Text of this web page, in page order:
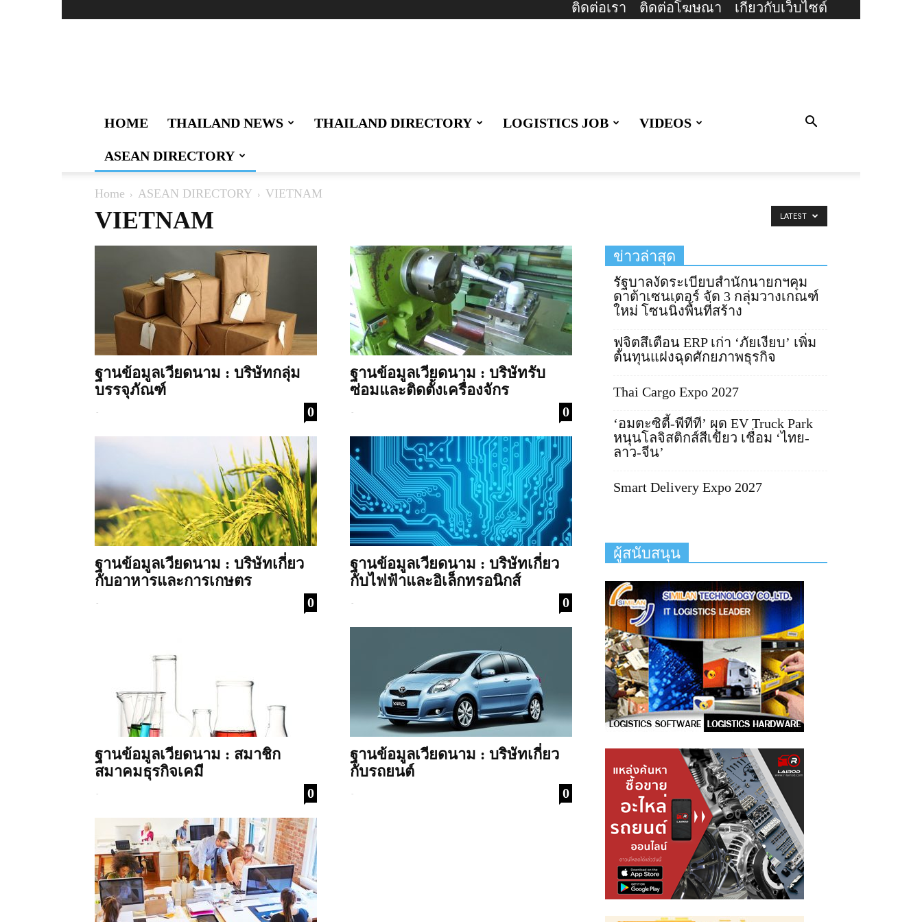
ติดต่อเรา ติดต่อโฆษณา เกี่ยวกับเว็บไซต์
ข่าวสาร
เทคโนโลยี
สื่อสาร
การ
คมนาคม
งาน
และ
สังคม
ด้าน
สติ
กส์
ของ
ประเทศไทย
HOME THAILAND NEWS THAILAND DIRECTORY LOGISTICS JOB VIDEOS
ASEAN DIRECTORY
Home ASEAN DIRECTORY VIETNAM
VIETNAM LATEST
ฐานข้อมูลเวียดนาม : บริษัทกลุ่ม
บรรจุภัณฑ์
- 0
ฐานข้อมูลเวียดนาม : บริษัทรับ
ซ่อมและติดตั้งเครื่องจักร
- 0
ฐานข้อมูลเวียดนาม : บริษัทเกี่ยว
กับอาหารและการเกษตร
- 0
ฐานข้อมูลเวียดนาม : บริษัทเกี่ยว
กับไฟฟ้าและอิเล็กทรอนิกส์
- 0
ฐานข้อมูลเวียดนาม : สมาชิก
สมาคมธุรกิจเคมี
- 0
ฐานข้อมูลเวียดนาม : บริษัทเกี่ยว
กับรถยนต์
- 0
ข่าวล่าสุด
รัฐบาลงัดระเบียบสำนักนายกฯคุม
ดาต้าเซนเตอร์ จัด 3 กลุ่มวางเกณฑ์
ใหม่ โซนนิ่งพื้นที่สร้าง
ฟูจิตสึเตือน ERP เก่า ‘ภัยเงียบ’ เพิ่ม
ต้นทุนแฝงฉุดศักยภาพธุรกิจ
Thai Cargo Expo 2027
‘อมตะซิตี้-พีทีที’ ผุด EV Truck Park
หนุนโลจิสติกส์สีเขียว เชื่อม ‘ไทย-
ลาว-จีน’
Smart Delivery Expo 2027
ผู้สนับสนุน